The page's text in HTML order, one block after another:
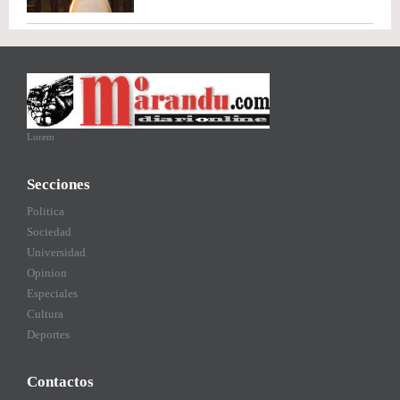
Lorem
Secciones
Politica
Sociedad
Universidad
Opinion
Especiales
Cultura
Deportes
Contactos